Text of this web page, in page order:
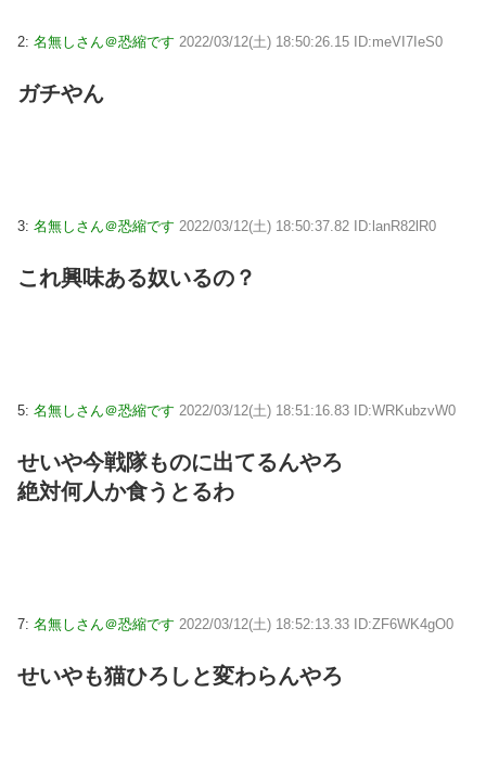
2: 名無しさん＠恐縮です 2022/03/12(土) 18:50:26.15 ID:meVI7IeS0
ガチやん
3: 名無しさん＠恐縮です 2022/03/12(土) 18:50:37.82 ID:lanR82lR0
これ興味ある奴いるの？
5: 名無しさん＠恐縮です 2022/03/12(土) 18:51:16.83 ID:WRKubzvW0
せいや今戦隊ものに出てるんやろ
絶対何人か食うとるわ
7: 名無しさん＠恐縮です 2022/03/12(土) 18:52:13.33 ID:ZF6WK4gO0
せいやも猫ひろしと変わらんやろ